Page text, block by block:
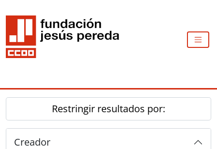
Restringir resultados por:
Creador